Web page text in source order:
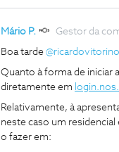
Mário P. Gestor da
Boa tarde @ricardovitorino
Quanto à forma de iniciar
diretamente em
Relativamente, à
neste caso um
o fazer em: